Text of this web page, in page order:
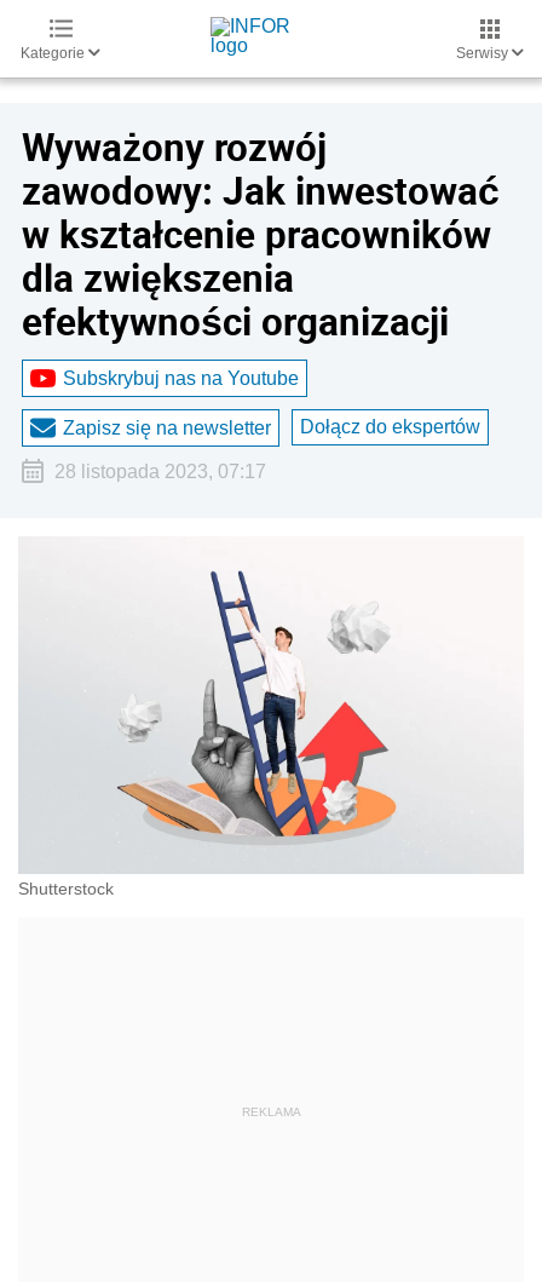
Kategorie Serwisy
Wyważony rozwój
zawodowy: Jak inwestować
w kształcenie pracowników
dla zwiększenia
efektywności organizacji
Subskrybuj nas na Youtube
Zapisz się na newsletter Dołącz do ekspertów
28 listopada 2023, 07:17
Shutterstock